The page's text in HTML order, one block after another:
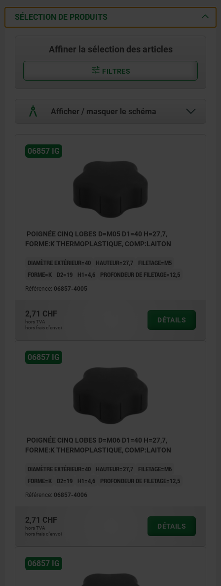
SÉLECTION DE PRODUITS
Affiner la sélection des articles
FILTRES
Afficher / masquer le schéma
06857 IG
POIGNÉE CINQ LOBES D=M05 D1=40 H=27,7,
FORME:K THERMOPLASTIQUE, COMP:LAITON
DIAMÈTRE EXTÉRIEUR=40 HAUTEUR=27,7
FILETAGE=M5
FORME=K
D2=19 H1=4,6 PROFONDEUR DE FILETAGE=12,5
Référence: 06857-4005
2,71 CHF
hors TVA
hors frais d’envoi
DÉTAILS
06857 IG
POIGNÉE CINQ LOBES D=M06 D1=40 H=27,7,
FORME:K THERMOPLASTIQUE, COMP:LAITON
DIAMÈTRE EXTÉRIEUR=40 HAUTEUR=27,7
FILETAGE=M6
FORME=K
D2=19 H1=4,6 PROFONDEUR DE FILETAGE=12,5
Référence: 06857-4006
2,71 CHF
hors TVA
hors frais d’envoi
DÉTAILS
06857 IG